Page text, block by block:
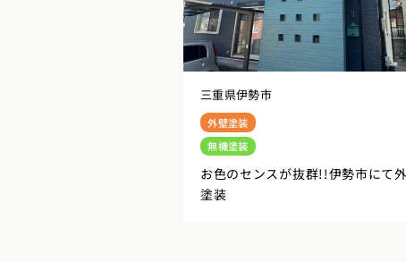
三重県伊勢市
外壁塗装
無機塗装
お色のセンスが抜群!!伊勢市にて
塗装